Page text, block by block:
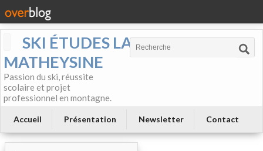
SKI ÉTUDES LA
MATHEYSINE
Passion du ski, réussite
scolaire et projet
professionnel en montagne.
Accueil Présentation Newsletter Contact